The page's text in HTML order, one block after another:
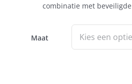
combinatie met
Maat